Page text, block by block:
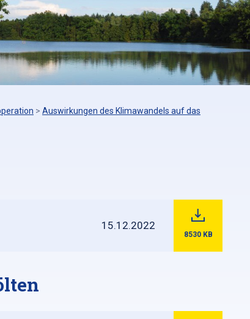
> Auswirkungen des Klimawandels auf das
15.12.2022
8530 KB